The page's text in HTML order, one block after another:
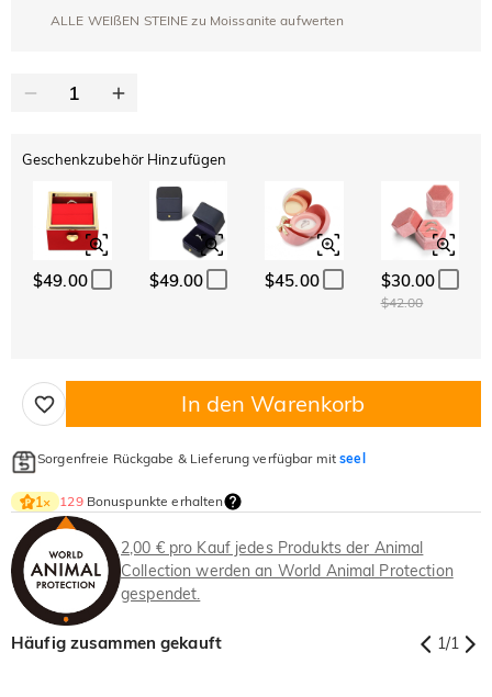
ALLE WEIßEN STEINE zu Moissanite aufwerten
Geschenkzubehör Hinzufügen
$49.00 $49.00 $45.00 $30.00
$42.00
In den Warenkorb
Sorgenfreie Rückgabe & Lieferung verfügbar mitseel
1× 129Bonuspunkte erhalten
2,00 € pro Kauf jedes Produkts der Animal
Collection werden an World Animal Protection
gespendet.
Häufig zusammen gekauft 1/1